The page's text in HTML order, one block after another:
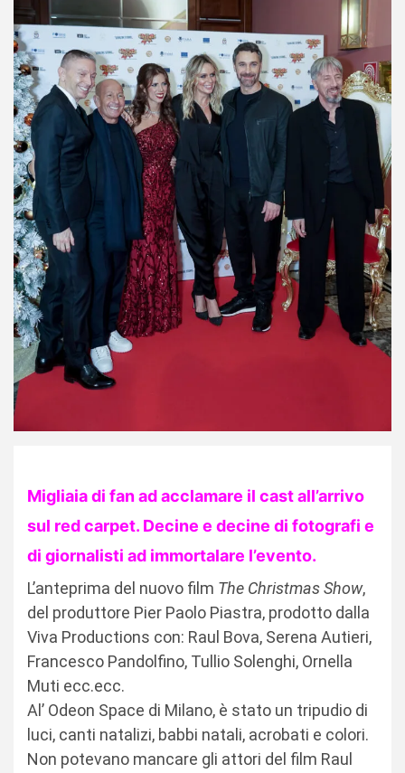
Migliaia di fan ad acclamare il cast all’arrivo
sul red carpet. Decine e decine di fotografi e
di giornalisti ad immortalare l’evento.
L’anteprima del nuovo film The Christmas Show,
del produttore Pier Paolo Piastra, prodotto dalla
Viva Productions con: Raul Bova, Serena Autieri,
Francesco Pandolfino, Tullio Solenghi, Ornella
Muti ecc.ecc.
Al’ Odeon Space di Milano, è stato un tripudio di
luci, canti natalizi, babbi natali, acrobati e colori.
Non potevano mancare gli attori del film Raul